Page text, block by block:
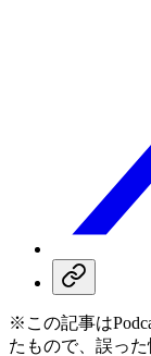
※この記事は
たもので、誤っ